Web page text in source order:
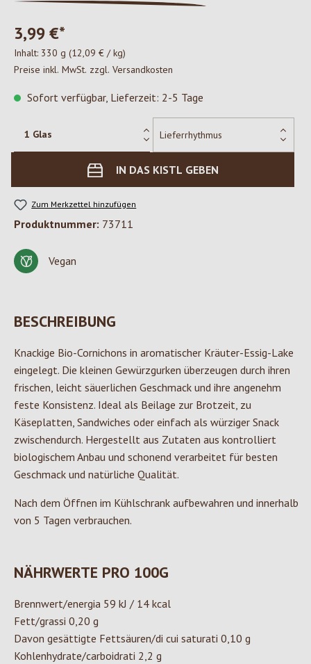
3,99 €*
Inhalt: 330 g (12,09 € / kg)
Preise inkl. MwSt. zzgl. Versandkosten
Sofort verfügbar, Lieferzeit: 2-5 Tage
IN DAS KISTL GEBEN
Zum Merkzettel hinzufügen
Produktnummer: 73711
Vegan
BESCHREIBUNG
Knackige Bio-Cornichons in aromatischer Kräuter-Essig-Lake
eingelegt. Die kleinen Gewürzgurken überzeugen durch ihren
frischen, leicht säuerlichen Geschmack und ihre angenehm
feste Konsistenz. Ideal als Beilage zur Brotzeit, zu
Käseplatten, Sandwiches oder einfach als würziger Snack
zwischendurch. Hergestellt aus Zutaten aus kontrolliert
biologischem Anbau und schonend verarbeitet für besten
Geschmack und natürliche Qualität.
Nach dem Öffnen im Kühlschrank aufbewahren und innerhalb
von 5 Tagen verbrauchen.
NÄHRWERTE PRO 100G
Brennwert/energia 59 kJ / 14 kcal
Fett/grassi 0,20 g
Davon gesättigte Fettsäuren/di cui saturati 0,10 g
Kohlenhydrate/carboidrati 2,2 g